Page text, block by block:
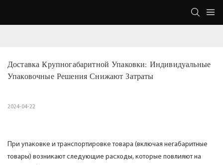
Доставка Крупногабаритной Упаковки: Индивидуальные
Упаковочные Решения Снижают Затраты
2024-04-22
При упаковке и транспортировке товара (включая негабаритные
товары) возникают следующие расходы, которые повлияют на